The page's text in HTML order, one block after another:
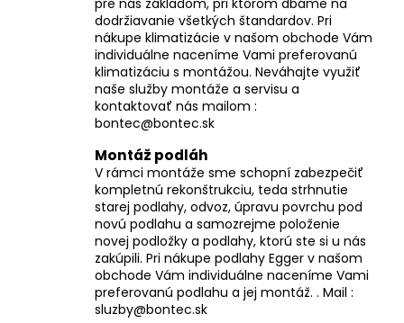
dodržiavanie všetkých štandardov. Pri
nákupe klimatizácie v našom obchode Vám
individuálne naceníme Vami preferovanú
klimatizáciu s montážou. Neváhajte využiť
naše služby montáže a servisu a
kontaktovať nás mailom :
bontec@bontec.sk
Montáž podláh
V rámci montáže sme schopní zabezpečiť
kompletnú rekonštrukciu, teda strhnutie
starej podlahy, odvoz, úpravu povrchu pod
novú podlahu a samozrejme položenie
novej podložky a podlahy, ktorú ste si u nás
zakúpili. Pri nákupe podlahy Egger v našom
obchode Vám individuálne naceníme Vami
preferovanú podlahu a jej montáž. . Mail :
sluzby@bontec.sk